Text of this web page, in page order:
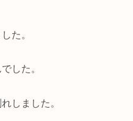
た。
した。
しました。